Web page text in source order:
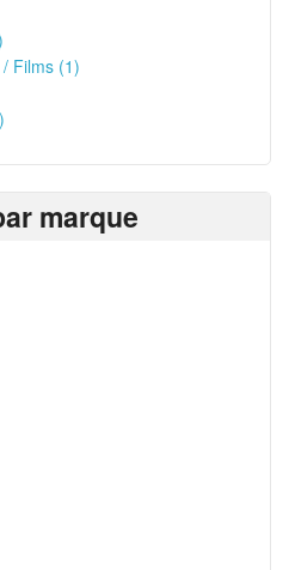
Films (1)
marque